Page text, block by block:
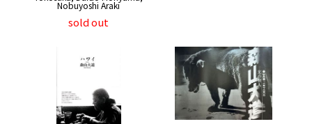
Nobuyoshi Araki
sold out